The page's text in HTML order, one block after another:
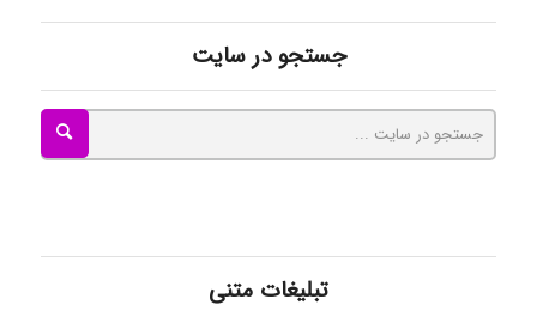
Tavan
جستجو در سایت
تبلیغات متنی